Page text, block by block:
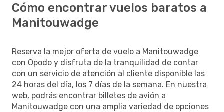
Cómo encontrar vuelos baratos a
Manitouwadge
Reserva la mejor oferta de vuelo a Manitouwadge
con Opodo y disfruta de la tranquilidad de contar
con un servicio de atención al cliente disponible las
24 horas del día, los 7 días de la semana. En nuestra
web, podrás encontrar billetes de avión a
Manitouwadge con una amplia variedad de opciones